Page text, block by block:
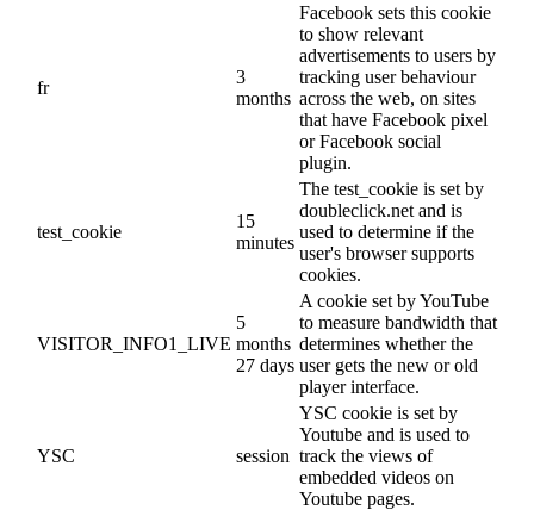
fr
3
months
Facebook sets this cookie
to show relevant
advertisements to users by
tracking user behaviour
across the web, on sites
that have Facebook pixel
or Facebook social
plugin.
test_cookie
15
minutes
The test_cookie is set by
doubleclick.net and is
used to determine if the
user's browser supports
cookies.
VISITOR_INFO1_LIVE
5
months
27 days
A cookie set by YouTube
to measure bandwidth that
determines whether the
user gets the new or old
player interface.
YSC session
YSC cookie is set by
Youtube and is used to
track the views of
embedded videos on
Youtube pages.